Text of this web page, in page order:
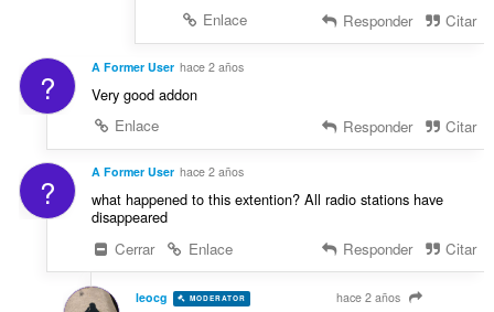
Enlace
Responder Citar
? A Former User hace 2 años
Very good addon
Enlace
Responder Citar
? A Former User hace 2 años
what happened to this extention? All radio stations have
disappeared
Cerrar
Enlace Responder Citar
leocg MODERATOR hace 2 años